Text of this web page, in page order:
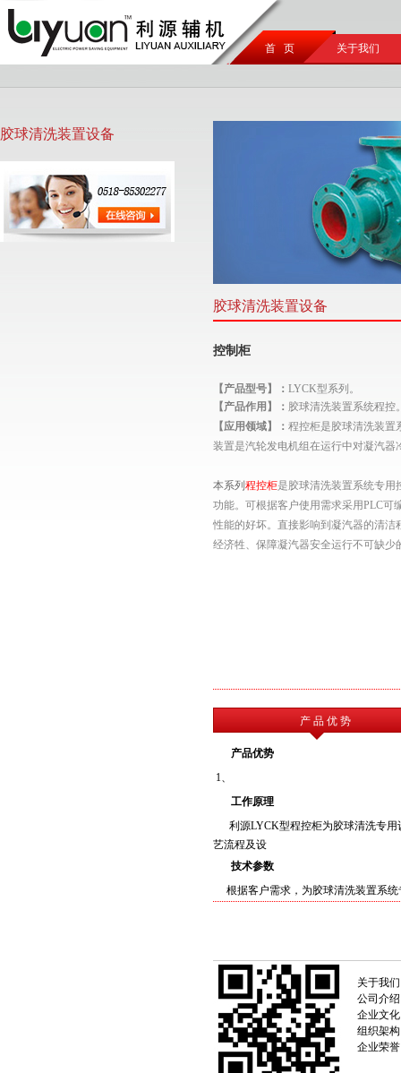
首 页 关于我们
胶球清洗装置设备
胶球清洗装置设备
控制柜
【产品型号】： LYCK型系列。
【产品作用】： 胶球清洗装置系统程控
【应用领域】： 程控柜是胶球清洗装置
装置是汽轮发电机组在运行中对凝汽器
本系列 程控柜是胶球清洗装置系统专用
功能。可根据客户使用需求采用PLC可
性能的好坏。直接影响到凝汽器的清洁
经济牲、保障凝汽器安全运行不可缺少
产 品 优 势
产品优势
1、
工作原理
利源LYCK型程控柜为胶球清洗专
艺流程及设
技术参数
根据客户需求，为胶球清洗装置系
关于我们
公司介绍
企业文化
组织架构
企业荣誉